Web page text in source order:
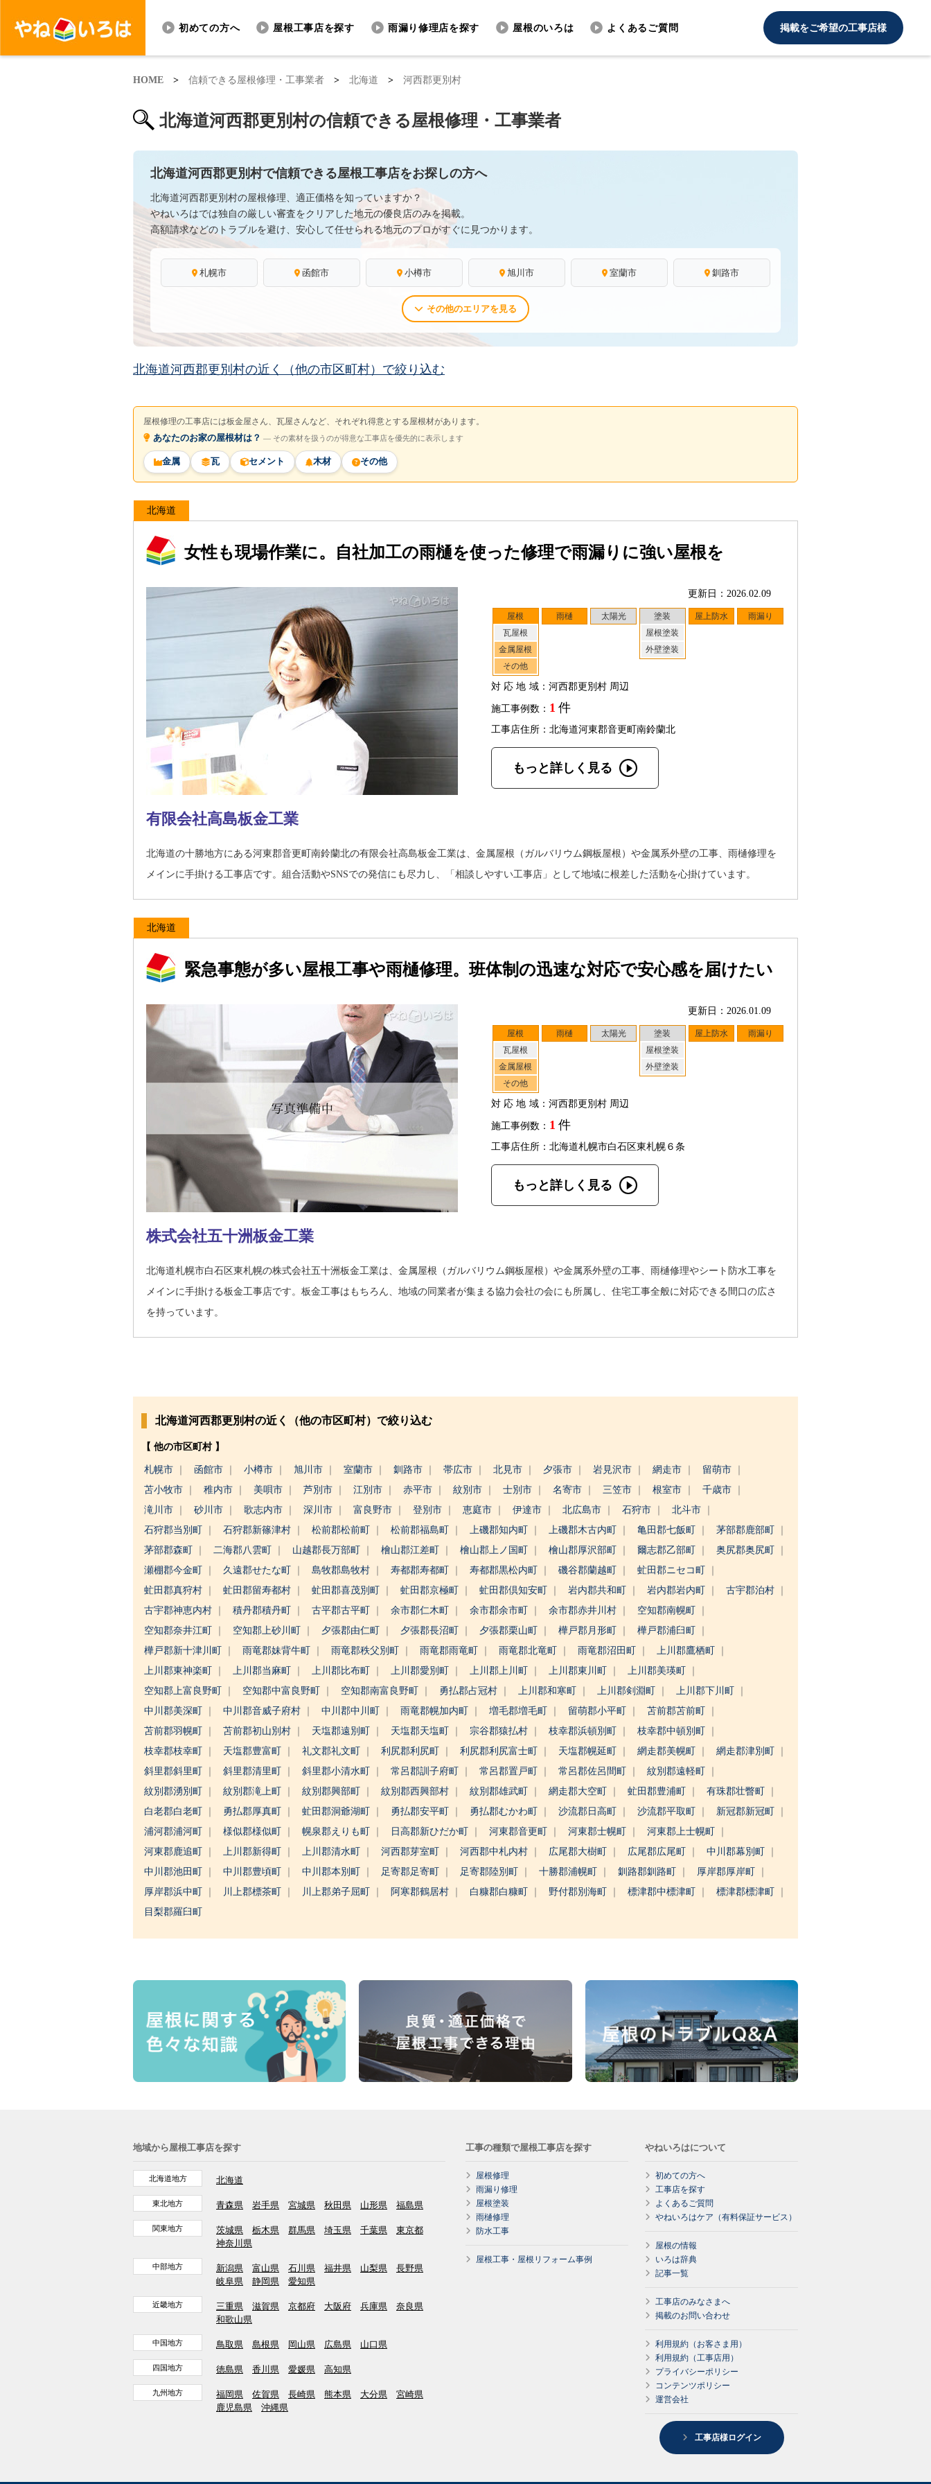
初めての方へ 屋根工事店を探す 雨漏り修理店を探す 屋根のいろは よくあるご質問 掲載をご希望の工事店様
HOME > 信頼できる屋根修理・工事業者 > 北海道 > 河西郡更別村
北海道河西郡更別村の信頼できる屋根修理・工事業者
北海道河西郡更別村で信頼できる屋根工事店をお探しの方へ
北海道河西郡更別村の屋根修理、適正価格を知っていますか？
やねいろはでは独自の厳しい審査をクリアした地元の優良店のみを掲載。
高額請求などのトラブルを避け、安心して任せられる地元のプロがすぐに見つかります。
札幌市 函館市 小樽市 旭川市 室蘭市 釧路市
その他のエリアを見る
北海道河西郡更別村の近く（他の市区町村）で絞り込む
屋根修理の工事店には板金屋さん、瓦屋さんなど、それぞれ得意とする屋根材があります。
あなたのお家の屋根材は？ ― その素材を扱うのが得意な工事店を優先的に表示します
金属 瓦 セメント 木材 その他
北海道
女性も現場作業に。自社加工の雨樋を使った修理で雨漏りに強い屋根を
更新日：2026.02.09
屋根
瓦屋根
金属屋根
その他
雨樋 太陽光
塗装
屋根塗装
外壁塗装
屋上防水 雨漏り
対応地域：河西郡更別村 周辺
施工事例数： 1 件
工事店住所：北海道河東郡音更町南鈴蘭北
もっと詳しく見る
有限会社高島板金工業
北海道の十勝地方にある河東郡音更町南鈴蘭北の有限会社高島板金工業は、金属屋根（ガルバリウム鋼板屋根）や金属系外壁の工事、雨樋修理を
メインに手掛ける工事店です。組合活動やSNSでの発信にも尽力し、「相談しやすい工事店」として地域に根差した活動を心掛けています。
北海道
緊急事態が多い屋根工事や雨樋修理。班体制の迅速な対応で安心感を届けたい
更新日：2026.01.09
屋根
瓦屋根
金属屋根
その他
雨樋 太陽光
塗装
屋根塗装
外壁塗装
屋上防水 雨漏り
対応地域：河西郡更別村 周辺
施工事例数： 1 件
工事店住所：北海道札幌市白石区東札幌６条
もっと詳しく見る
株式会社五十洲板金工業
北海道札幌市白石区東札幌の株式会社五十洲板金工業は、金属屋根（ガルバリウム鋼板屋根）や金属系外壁の工事、雨樋修理やシート防水工事を
メインに手掛ける板金工事店です。板金工事はもちろん、地域の同業者が集まる協力会社の会にも所属し、住宅工事全般に対応できる間口の広さ
を持っています。
北海道河西郡更別村の近く（他の市区町村）で絞り込む
【 他の市区町村 】
札幌市 函館市 小樽市 旭川市 室蘭市 釧路市 帯広市 北見市 夕張市 岩見沢市 網走市
留萌市
苫小牧市
稚内市 美唄市 芦別市 江別市 赤平市 紋別市 士別市 名寄市 三笠市 根室市
千歳市
滝川市
砂川市 歌志内市 深川市 富良野市 登別市 恵庭市 伊達市 北広島市 石狩市
北斗市
石狩郡当別町
石狩郡新篠津村 松前郡松前町 松前郡福島町 上磯郡知内町 上磯郡木古内町 亀田郡七飯町
茅部郡鹿部町
茅部郡森町
二海郡八雲町 山越郡長万部町 檜山郡江差町 檜山郡上ノ国町 檜山郡厚沢部町 爾志郡乙部町
奥尻郡奥尻町
瀬棚郡今金町
久遠郡せたな町 島牧郡島牧村 寿都郡寿都町 寿都郡黒松内町 磯谷郡蘭越町
虻田郡ニセコ町
虻田郡真狩村
虻田郡留寿都村 虻田郡喜茂別町 虻田郡京極町 虻田郡倶知安町 岩内郡共和町 岩内郡岩内町
古宇郡泊村
古宇郡神恵内村
積丹郡積丹町 古平郡古平町 余市郡仁木町 余市郡余市町 余市郡赤井川村
空知郡南幌町
空知郡奈井江町
空知郡上砂川町 夕張郡由仁町 夕張郡長沼町 夕張郡栗山町 樺戸郡月形町
樺戸郡浦臼町
樺戸郡新十津川町
雨竜郡妹背牛町 雨竜郡秩父別町 雨竜郡雨竜町 雨竜郡北竜町 雨竜郡沼田町
上川郡鷹栖町
上川郡東神楽町
上川郡当麻町 上川郡比布町 上川郡愛別町 上川郡上川町 上川郡東川町
上川郡美瑛町
空知郡上富良野町
空知郡中富良野町 空知郡南富良野町 勇払郡占冠村 上川郡和寒町 上川郡剣淵町
上川郡下川町
中川郡美深町
中川郡音威子府村 中川郡中川町 雨竜郡幌加内町 増毛郡増毛町 留萌郡小平町
苫前郡苫前町
苫前郡羽幌町
苫前郡初山別村 天塩郡遠別町 天塩郡天塩町 宗谷郡猿払村 枝幸郡浜頓別町
枝幸郡中頓別町
枝幸郡枝幸町
天塩郡豊富町 礼文郡礼文町 利尻郡利尻町 利尻郡利尻富士町 天塩郡幌延町 網走郡美幌町
網走郡津別町
斜里郡斜里町
斜里郡清里町 斜里郡小清水町 常呂郡訓子府町 常呂郡置戸町 常呂郡佐呂間町
紋別郡遠軽町
紋別郡湧別町
紋別郡滝上町 紋別郡興部町 紋別郡西興部村 紋別郡雄武町 網走郡大空町 虻田郡豊浦町
有珠郡壮瞥町
白老郡白老町
勇払郡厚真町 虻田郡洞爺湖町 勇払郡安平町 勇払郡むかわ町 沙流郡日高町 沙流郡平取町
新冠郡新冠町
浦河郡浦河町
様似郡様似町 幌泉郡えりも町 日高郡新ひだか町 河東郡音更町 河東郡士幌町
河東郡上士幌町
河東郡鹿追町
上川郡新得町 上川郡清水町 河西郡芽室町 河西郡中札内村 広尾郡大樹町 広尾郡広尾町
中川郡幕別町
中川郡池田町
中川郡豊頃町 中川郡本別町 足寄郡足寄町 足寄郡陸別町 十勝郡浦幌町 釧路郡釧路町
厚岸郡厚岸町
厚岸郡浜中町
川上郡標茶町 川上郡弟子屈町 阿寒郡鶴居村 白糠郡白糠町 野付郡別海町 標津郡中標津町
標津郡標津町
目梨郡羅臼町
地域から屋根工事店を探す
北海道地方 北海道
東北地方 青森県 岩手県 宮城県 秋田県 山形県 福島県
関東地方 茨城県 栃木県 群馬県 埼玉県 千葉県
東京都
神奈川県
中部地方 新潟県 富山県 石川県 福井県 山梨県
長野県
岐阜県
静岡県 愛知県
近畿地方 三重県 滋賀県 京都府 大阪府 兵庫県
奈良県
和歌山県
中国地方 鳥取県 島根県 岡山県 広島県 山口県
四国地方 徳島県 香川県 愛媛県 高知県
九州地方 福岡県 佐賀県 長崎県 熊本県 大分県
宮崎県
鹿児島県
沖縄県
工事の種類で屋根工事店を探す
屋根修理
雨漏り修理
屋根塗装
雨樋修理
防水工事
屋根工事・屋根リフォーム事例
やねいろはについて
初めての方へ
工事店を探す
よくあるご質問
やねいろはケア（有料保証サービス）
屋根の情報
いろは辞典
記事一覧
工事店のみなさまへ
掲載のお問い合わせ
利用規約（お客さま用）
利用規約（工事店用）
プライバシーポリシー
コンテンツポリシー
運営会社
工事店様ログイン